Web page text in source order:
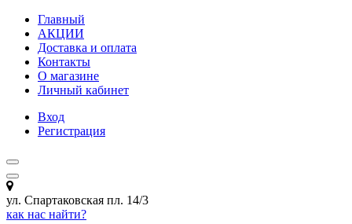
Главный
АКЦИИ
Доставка и оплата
Контакты
О магазине
Личный кабинет
Вход
Регистрация
ул. Спартаковская пл. 14/3
как нас найти?